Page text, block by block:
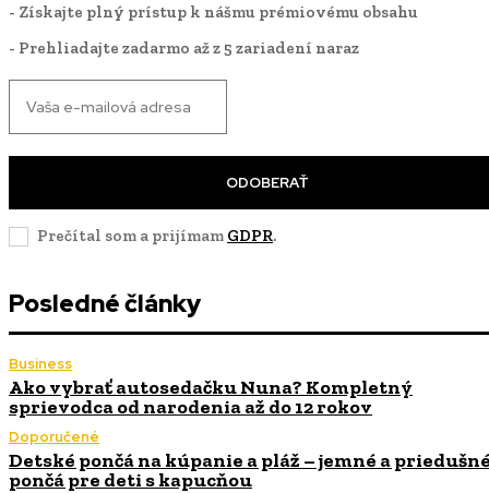
- Získajte plný prístup k nášmu prémiovému obsahu
- Prehliadajte zadarmo až z 5 zariadení naraz
ODOBERAŤ
Prečítal som a prijímam GDPR.
Posledné články
Business
Ako vybrať autosedačku Nuna? Kompletný
sprievodca od narodenia až do 12 rokov
Doporučené
Detské pončá na kúpanie a pláž – jemné a
pončá pre deti s kapucňou